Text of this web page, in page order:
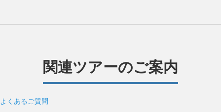
関連ツアーのご案内
よくあるご質問